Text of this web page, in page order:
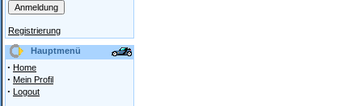
Registrierung
Hauptmenü
· Home
· Mein Profil
· Logout